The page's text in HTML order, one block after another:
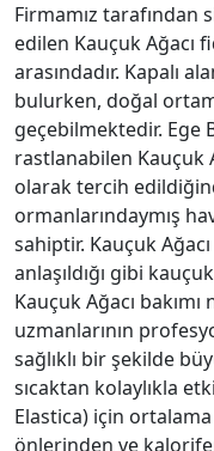
Firmamız tarafından
edilen Kauçuk Ağacı
arasındadır. Kapalı
bulurken, doğal
geçebilmektedir. Ege
rastlanabilen Kauçuk
olarak tercih
ormanlarındaymış
sahiptir. Kauçuk
anlaşıldığı gibi
Kauçuk Ağacı
uzmanlarının
sağlıklı bir şekilde
sıcaktan kolaylıkla
Elastica) için ortalama
önlerinden ve